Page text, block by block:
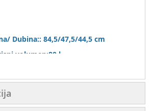
Dubina:: 84,5/47,5/44,5 cm
volumen:80 l
(5°C):68 l
obujam volumen odjeljka za
l